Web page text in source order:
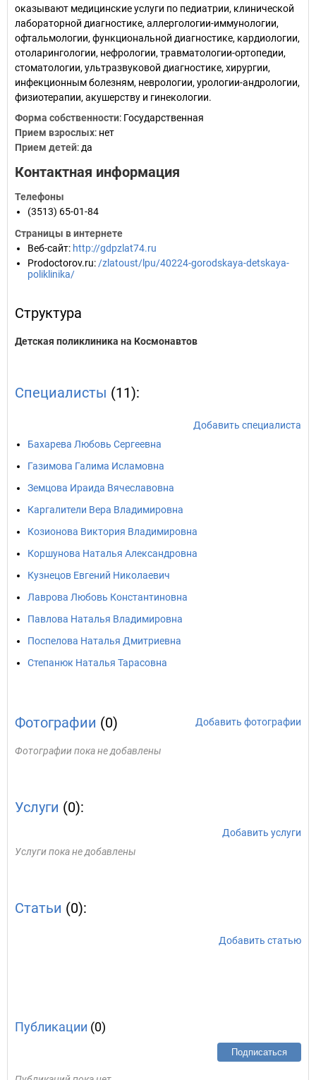
оказывают медицинские услуги по педиатрии, клинической
лабораторной диагностике, аллергологии-иммунологии,
офтальмологии, функциональной диагностике, кардиологии,
отоларингологии, нефрологии, травматологии-ортопедии,
стоматологии, ультразвуковой диагностике, хирургии,
инфекционным болезням, неврологии, урологии-андрологии,
физиотерапии, акушерству и гинекологии.
Форма собственности: Государственная
Прием взрослых: нет
Прием детей: да
Контактная информация
Телефоны
(3513) 65-01-84
Страницы в интернете
Веб-сайт: http://gdpzlat74.ru
Prodoctorov.ru: /zlatoust/lpu/40224-gorodskaya-detskaya-
poliklinika/
Структура
Детская поликлиника на Космонавтов
Специалисты (11):
Добавить специалиста
Бахарева Любовь Сергеевна
Газимова Галима Исламовна
Земцова Ираида Вячеславовна
Каргалители Вера Владимировна
Козионова Виктория Владимировна
Коршунова Наталья Александровна
Кузнецов Евгений Николаевич
Лаврова Любовь Константиновна
Павлова Наталья Владимировна
Поспелова Наталья Дмитриевна
Степанюк Наталья Тарасовна
Фотографии (0) Добавить фотографии
Фотографии пока не добавлены
Услуги (0):
Добавить услуги
Услуги пока не добавлены
Статьи (0):
Добавить статью
Публикации (0)
Подписаться